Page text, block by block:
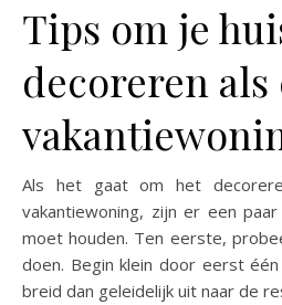
Tips om je
decoreren als
Als het gaat om het
vakantiewoning, zijn er een
moet houden. Ten eerste,
doen. Begin klein door eerst
breid dan geleidelijk uit naar de